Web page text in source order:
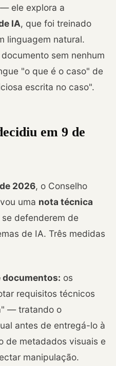
ele explora a
IA, que foi treinado
linguagem natural.
sem nenhum
"o que é o caso" de
escrita no caso".
em 9 de
2026, o Conselho
uma nota técnica
defenderem de
de IA. Três medidas
documentos: os
requisitos técnicos
— tratando o
antes de entregá-lo à
de metadados visuais e
manipulação.